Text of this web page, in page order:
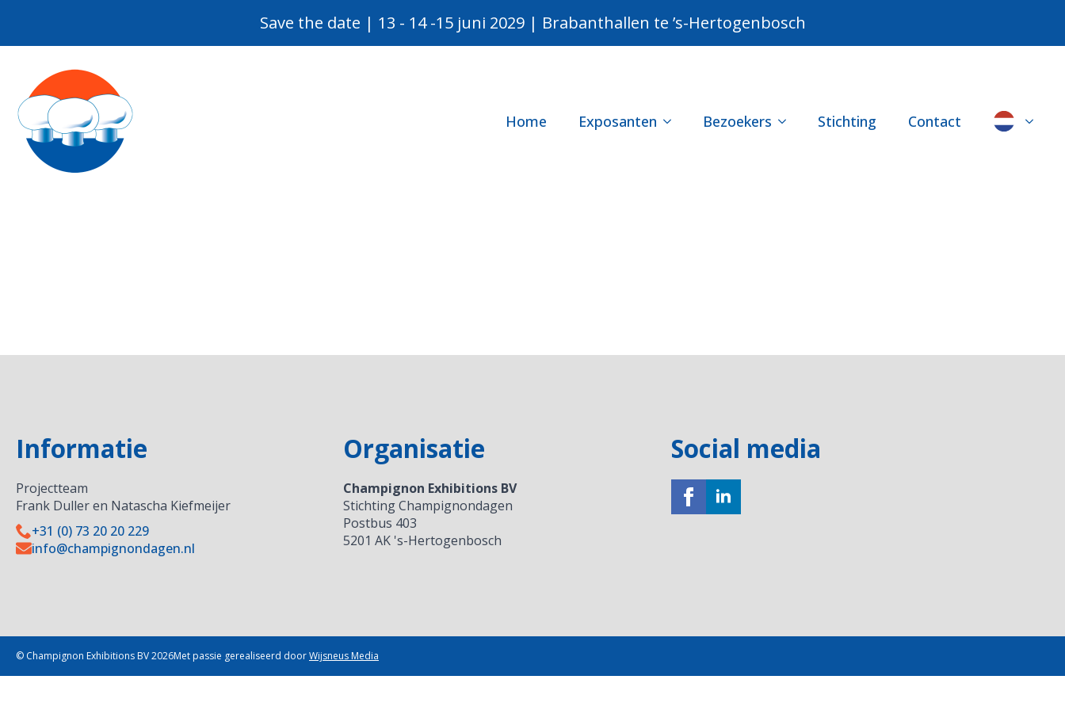
Save the date | 13 - 14 -15 juni 2029 | Brabanthallen te ’s-Hertogenbosch
Home Exposanten Bezoekers Stichting Contact
Informatie
Projectteam
Frank Duller en Natascha Kiefmeijer
+31 (0) 73 20 20 229
info@champignondagen.nl
Organisatie
Champignon Exhibitions BV
Stichting Champignondagen
Postbus 403
5201 AK 's-Hertogenbosch
Social media
© Champignon Exhibitions BV 2026Met passie gerealiseerd doorWijsneus Media